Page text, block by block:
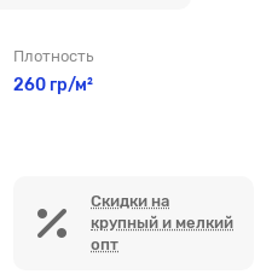
Плотность
260 гр/м²
Скидки на
крупный и мелкий
опт